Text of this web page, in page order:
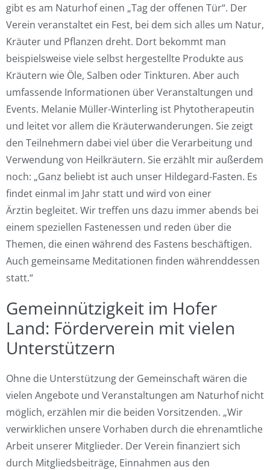
gibt es am Naturhof einen „Tag der offenen Tür“. Der
Verein veranstaltet ein Fest, bei dem sich alles um Natur,
Kräuter und Pflanzen dreht. Dort bekommt man
beispielsweise viele selbst hergestellte Produkte aus
Kräutern wie Öle, Salben oder Tinkturen. Aber auch
umfassende Informationen über Veranstaltungen und
Events. Melanie Müller-Winterling ist Phytotherapeutin
und leitet vor allem die Kräuterwanderungen. Sie zeigt
den Teilnehmern dabei viel über die Verarbeitung und
Verwendung von Heilkräutern. Sie erzählt mir außerdem
noch: „Ganz beliebt ist auch unser Hildegard-Fasten. Es
findet einmal im Jahr statt und wird von einer
Ärztin begleitet. Wir treffen uns dazu immer abends bei
einem speziellen Fastenessen und reden über die
Themen, die einen während des Fastens beschäftigen.
Auch gemeinsame Meditationen finden währenddessen
statt.“
Gemeinnützigkeit im Hofer
Land: Förderverein mit vielen
Unterstützern
Ohne die Unterstützung der Gemeinschaft wären die
vielen Angebote und Veranstaltungen am Naturhof nicht
möglich, erzählen mir die beiden Vorsitzenden. „Wir
verwirklichen unsere Vorhaben durch die ehrenamtliche
Arbeit unserer Mitglieder. Der Verein finanziert sich
durch Mitgliedsbeiträge, Einnahmen aus den